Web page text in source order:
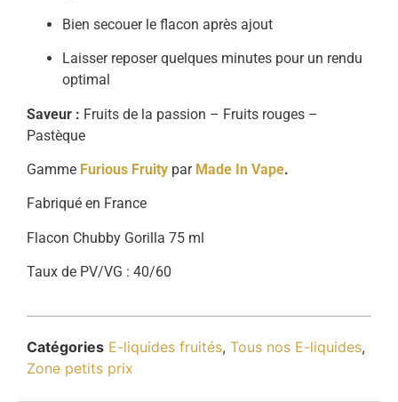
Bien secouer le flacon après ajout
Laisser reposer quelques minutes pour un rendu
optimal
Saveur : Fruits de la passion – Fruits rouges –
Pastèque
Gamme Furious Fruity par Made In Vape.
Fabriqué en France
Flacon Chubby Gorilla 75 ml
Taux de PV/VG : 40/60
Catégories E-liquides fruités, Tous nos E-liquides,
Zone petits prix